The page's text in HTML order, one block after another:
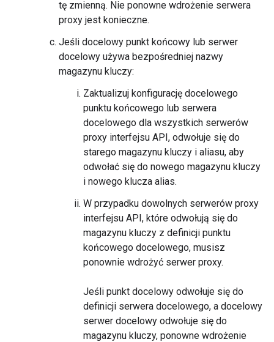
tę zmienną. Nie ponowne wdrożenie serwera
proxy jest konieczne.
Jeśli docelowy punkt końcowy lub serwer
docelowy używa bezpośredniej nazwy
magazynu kluczy:
Zaktualizuj konfigurację docelowego
punktu końcowego lub serwera
docelowego dla wszystkich serwerów
proxy interfejsu API, odwołuje się do
starego magazynu kluczy i aliasu, aby
odwołać się do nowego magazynu kluczy
i nowego klucza alias.
W przypadku dowolnych serwerów proxy
interfejsu API, które odwołują się do
magazynu kluczy z definicji punktu
końcowego docelowego, musisz
ponownie wdrożyć serwer proxy.
Jeśli punkt docelowy odwołuje się do
definicji serwera docelowego, a docelowy
serwer docelowy odwołuje się do
magazynu kluczy, ponowne wdrożenie